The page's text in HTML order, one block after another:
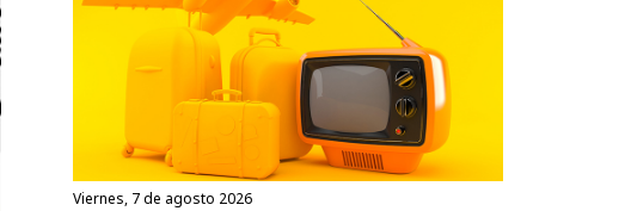
viernes, 7 de agosto 2026